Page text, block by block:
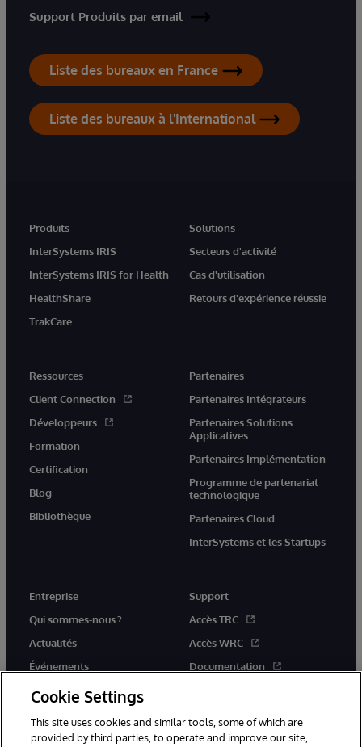
Support Produits par email
Liste des bureaux en France
Liste des bureaux à l'International
Produits
InterSystems IRIS
InterSystems IRIS for Health
HealthShare
TrakCare
Solutions
Secteurs d'activité
Cas d'utilisation
Retours d'expérience réussie
Ressources
Client Connection
Développeurs
Formation
Certification
Blog
Bibliothèque
Partenaires
Partenaires Intégrateurs
Partenaires Solutions
Applicatives
Partenaires Implémentation
Programme de partenariat
technologique
Partenaires Cloud
InterSystems et les Startups
Entreprise
Qui sommes-nous ?
Actualités
Événements
Rejoignez-nous
Support
Accès TRC
Accès WRC
Documentation
Cookie Settings
This site uses cookies and similar tools, some of which are
provided by third parties, to operate and improve our site,